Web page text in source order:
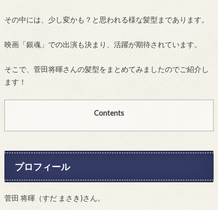
その中には、少し変かも？と思われる様な髪型まであります。
映画「銀魂」での出演も決まり、活躍が期待されています。
そこで、菅田将暉さんの髪型をまとめてみましたのでご紹介し
ます！
Contents
プロフィール
菅田 将暉（すだ まさき)さん。